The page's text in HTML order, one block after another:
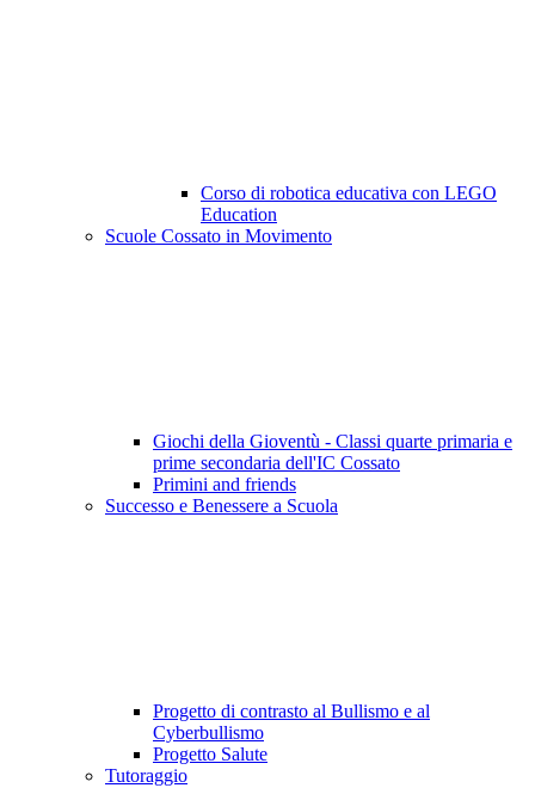
Corso di robotica educativa con LEGO
Education
Scuole Cossato in Movimento
Giochi della Gioventù - Classi quarte primaria e
prime secondaria dell'IC Cossato
Primini and friends
Successo e Benessere a Scuola
Progetto di contrasto al Bullismo e al
Cyberbullismo
Progetto Salute
Tutoraggio